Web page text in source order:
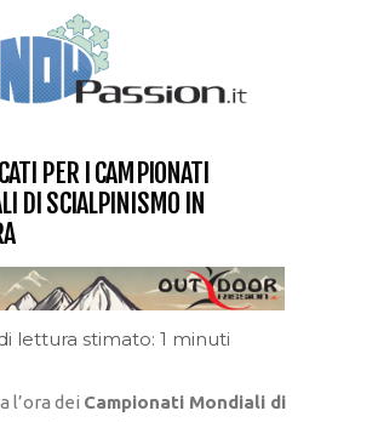
PER I CAMPIONATI
DI SCIALPINISMO IN
lettura stimato: 1 minuti
l’ora dei Campionati Mondiali di